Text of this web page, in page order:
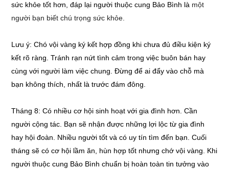
sức khỏe tốt hơn, đáp lại người thuộc cung Bảo Bình là một
người bạn biết chú trọng sức khỏe.
Lưu ý: Chó vội vàng ký kết hợp đồng khi chưa đủ điều kiện ký
kết rõ ràng. Tránh rạn nứt tình cảm trong việc buôn bán hay
cùng với người làm việc chung. Đừng để ai đẩy vào chỗ mà
bạn không thích, nhất là trước đám đông.
Tháng 8: Có nhiều cơ hội sinh hoạt với gia đình hơn. Cần
người cộng tác. Bạn sẽ nhận được những lợi lộc từ gia đình
hay hội đoàn. Nhiều người tốt và có uy tín tìm đến bạn. Cuối
tháng sẽ có cơ hội lầm ăn, hùn hợp tốt nhưng chớ vội vàng. Khi
người thuộc cung Bảo Bình chuẩn bị hoàn toàn tin tưởng vào